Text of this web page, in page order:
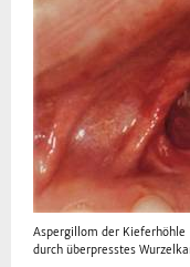
Aspergillom der Kieferhöhle
durch überpresstes